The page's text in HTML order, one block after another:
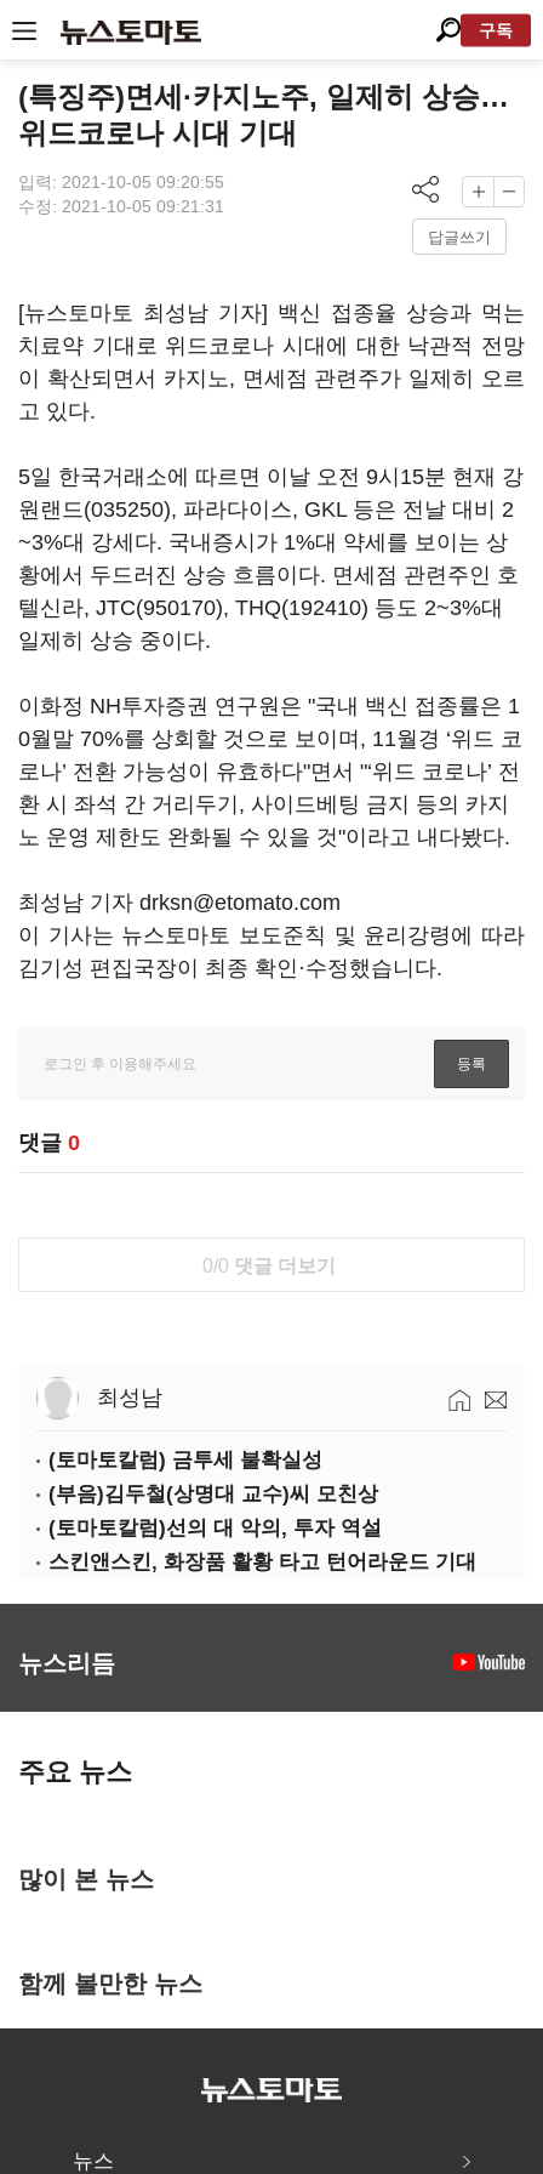
구독
(특징주)면세·카지노주, 일제히 상승…
위드코로나 시대 기대
입력: 2021-10-05 09:20:55
수정: 2021-10-05 09:21:31
답글쓰기
[뉴스토마토 최성남 기자] 백신 접종율 상승과 먹는
치료약 기대로 위드코로나 시대에 대한 낙관적 전망
이 확산되면서 카지노, 면세점 관련주가 일제히 오르
고 있다.
5일 한국거래소에 따르면 이날 오전 9시15분 현재 강
원랜드(035250), 파라다이스, GKL 등은 전날 대비 2
~3%대 강세다. 국내증시가 1%대 약세를 보이는 상
황에서 두드러진 상승 흐름이다. 면세점 관련주인 호
텔신라, JTC(950170), THQ(192410) 등도 2~3%대
일제히 상승 중이다.
이화정 NH투자증권 연구원은 "국내 백신 접종률은 1
0월말 70%를 상회할 것으로 보이며, 11월경 ‘위드 코
로나’ 전환 가능성이 유효하다"면서 "‘위드 코로나’ 전
환 시 좌석 간 거리두기, 사이드베팅 금지 등의 카지
노 운영 제한도 완화될 수 있을 것"이라고 내다봤다.
최성남 기자 drksn@etomato.com
이 기사는 뉴스토마토 보도준칙 및 윤리강령에 따라
김기성 편집국장이 최종 확인·수정했습니다.
댓글 0
0/0 댓글 더보기
최성남
(토마토칼럼) 금투세 불확실성
(부음)김두철(상명대 교수)씨 모친상
(토마토칼럼)선의 대 악의, 투자 역설
스킨앤스킨, 화장품 활황 타고 턴어라운드 기대
뉴스리듬
주요 뉴스
많이 본 뉴스
함께 볼만한 뉴스
뉴스